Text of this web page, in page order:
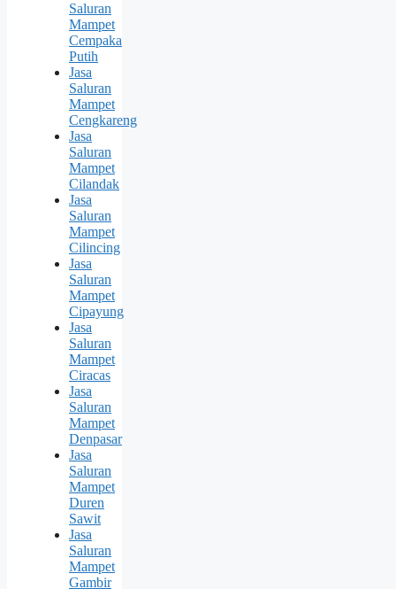
Saluran
Mampet
Cempaka
Putih
Jasa
Saluran
Mampet
Cengkareng
Jasa
Saluran
Mampet
Cilandak
Jasa
Saluran
Mampet
Cilincing
Jasa
Saluran
Mampet
Cipayung
Jasa
Saluran
Mampet
Ciracas
Jasa
Saluran
Mampet
Denpasar
Jasa
Saluran
Mampet
Duren
Sawit
Jasa
Saluran
Mampet
Gambir